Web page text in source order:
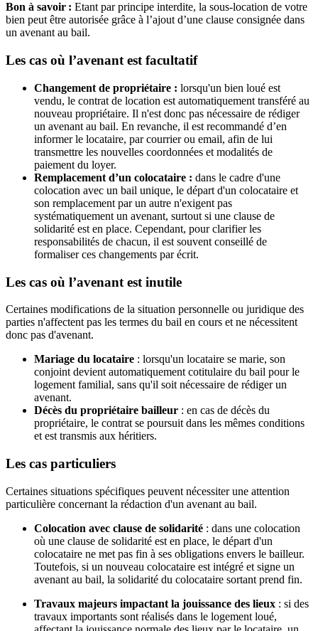
Bon à savoir : Etant par principe interdite, la sous-location de votre
bien peut être autorisée grâce à l’ajout d’une clause consignée dans
un avenant au bail.
Les cas où l’avenant est facultatif
Changement de propriétaire : lorsqu'un bien loué est
vendu, le contrat de location est automatiquement transféré au
nouveau propriétaire. Il n'est donc pas nécessaire de rédiger
un avenant au bail. En revanche, il est recommandé d’en
informer le locataire, par courrier ou email, afin de lui
transmettre les nouvelles coordonnées et modalités de
paiement du loyer.
Remplacement d’un colocataire : dans le cadre d'une
colocation avec un bail unique, le départ d'un colocataire et
son remplacement par un autre n'exigent pas
systématiquement un avenant, surtout si une clause de
solidarité est en place. Cependant, pour clarifier les
responsabilités de chacun, il est souvent conseillé de
formaliser ces changements par écrit.
Les cas où l’avenant est inutile
Certaines modifications de la situation personnelle ou juridique des
parties n'affectent pas les termes du bail en cours et ne nécessitent
donc pas d'avenant.
Mariage du locataire : lorsqu'un locataire se marie, son
conjoint devient automatiquement cotitulaire du bail pour le
logement familial, sans qu'il soit nécessaire de rédiger un
avenant.
Décès du propriétaire bailleur : en cas de décès du
propriétaire, le contrat se poursuit dans les mêmes conditions
et est transmis aux héritiers.
Les cas particuliers
Certaines situations spécifiques peuvent nécessiter une attention
particulière concernant la rédaction d'un avenant au bail.
Colocation avec clause de solidarité : dans une colocation
où une clause de solidarité est en place, le départ d'un
colocataire ne met pas fin à ses obligations envers le bailleur.
Toutefois, si un nouveau colocataire est intégré et signe un
avenant au bail, la solidarité du colocataire sortant prend fin.
Travaux majeurs impactant la jouissance des lieux : si des
travaux importants sont réalisés dans le logement loué,